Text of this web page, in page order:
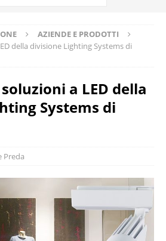
AZIENDE E PRODOTTI
della divisione Lighting Systems di
soluzioni a LED della
Systems di
Preda